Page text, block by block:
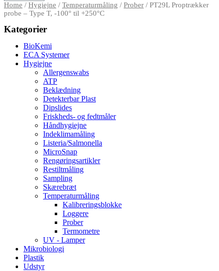
Home / Hygiejne / Temperaturmåling / Prober / PT29L Proptrækker
probe – Type T, -100° til +250°C
Kategorier
BioKemi
ECA Systemer
Hygiejne
Allergenswabs
ATP
Beklædning
Detekterbar Plast
Dipslides
Friskheds- og fedtmåler
Håndhygiejne
Indeklimamåling
Listeria/Salmonella
MicroSnap
Rengøringsartikler
Restiltmåling
Sampling
Skærebræt
Temperaturmåling
Kalibreringsblokke
Loggere
Prober
Termometre
UV - Lamper
Mikrobiologi
Plastik
Udstyr